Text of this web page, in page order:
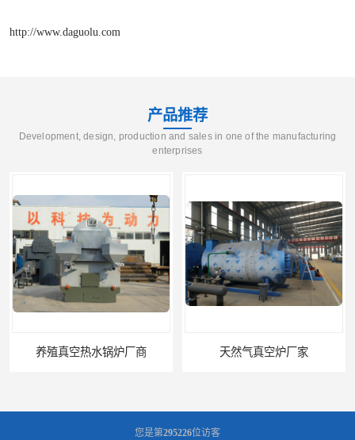
http://www.daguolu.com
产品推荐
Development, design, production and sales in one of the manufacturing
enterprises
养殖真空热水锅炉厂商 天然气真空炉厂家
您是第295226位访客